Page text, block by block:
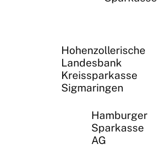
Hohenzollerische
Landesbank
Kreissparkasse
Sigmaringen
Hamburger
Sparkasse
AG